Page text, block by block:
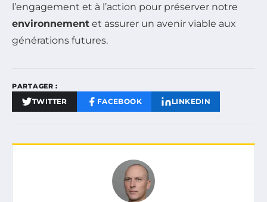
l’engagement et à l’action pour préserver notre
environnement et assurer un avenir viable aux
générations futures.
PARTAGER :
TWITTER FACEBOOK LINKEDIN